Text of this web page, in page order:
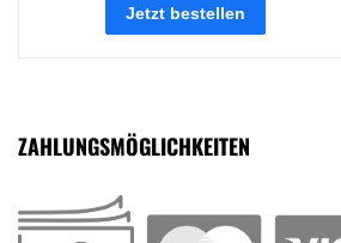
ZAHLUNGSMÖGLICHKEITEN